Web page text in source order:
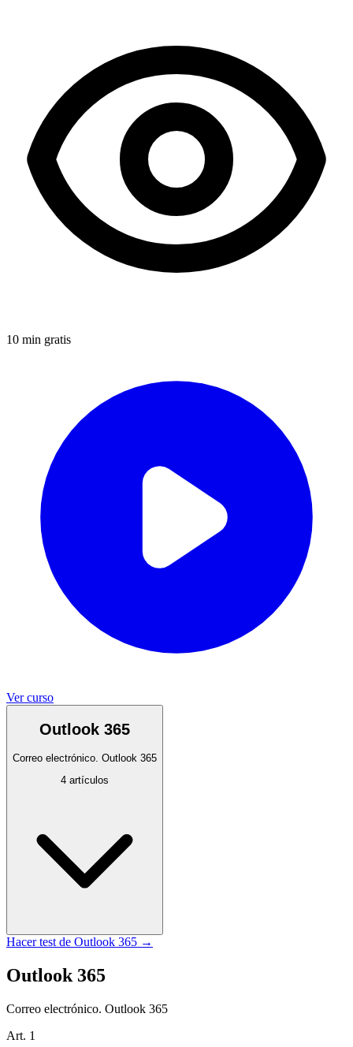
10 min gratis
Ver curso
Outlook 365
Correo electrónico. Outlook 365
4 artículos
Hacer test de Outlook 365 →
Outlook 365
Correo electrónico. Outlook 365
Art. 1